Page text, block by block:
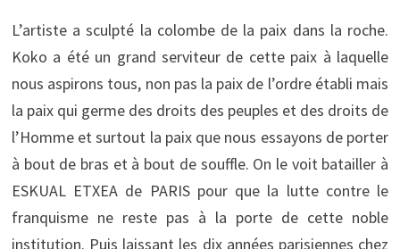
L’artiste a sculpté la colombe de la paix dans la roche.
Koko a été un grand serviteur de cette paix à laquelle
nous aspirons tous, non pas la paix de l’ordre établi mais
la paix qui germe des droits des peuples et des droits de
l’Homme et surtout la paix que nous essayons de porter
à bout de bras et à bout de souffle. On le voit batailler à
ESKUAL ETXEA de PARIS pour que la lutte contre le
franquisme ne reste pas à la porte de cette noble
institution. Puis laissant les dix années parisiennes chez